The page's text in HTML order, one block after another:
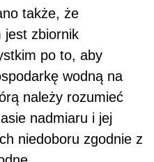
także, że
jest zbiornik
po to, aby
wodną na
należy rozumieć
nadmiaru i jej
niedoboru zgodnie z